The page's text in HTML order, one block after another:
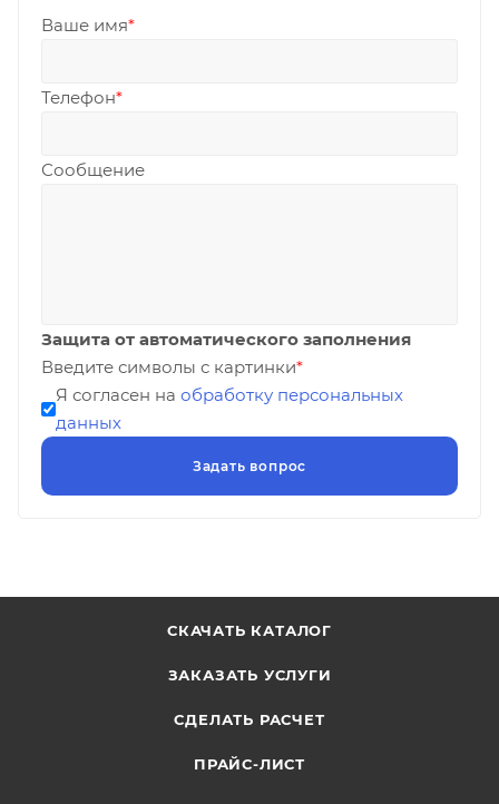
Ваше имя*
Телефон*
Сообщение
Защита от автоматического заполнения
Введите символы с картинки*
Я согласен на обработку персональных
данных
СКАЧАТЬ КАТАЛОГ
ЗАКАЗАТЬ УСЛУГИ
СДЕЛАТЬ РАСЧЕТ
ПРАЙС-ЛИСТ